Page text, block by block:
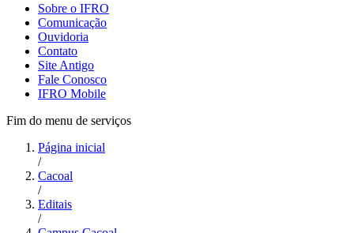
Sobre o IFRO
Comunicação
Ouvidoria
Contato
Site Antigo
Fale Conosco
IFRO Mobile
Fim do menu de serviços
Página inicial
/
Cacoal
/
Editais
/